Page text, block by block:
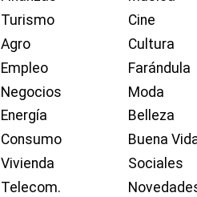
Turismo
Agro
Empleo
Negocios
Energía
Consumo
Vivienda
Telecom.
Cine
Cultura
Farándula
Moda
Belleza
Buena
Sociales